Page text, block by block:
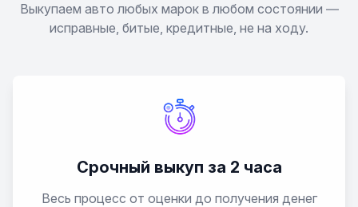
Выкупаем авто любых марок в любом состоянии —
исправные, битые, кредитные, не на ходу.
Срочный выкуп за 2 часа
Весь процесс от оценки до получения денег